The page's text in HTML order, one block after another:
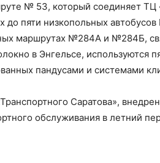
№ 53, который соединяет
до пяти низкопольных
маршрутах №284А и №284Б,
в Энгельсе, используются
пандусами и системами
Саратова»,
обслуживания в летний